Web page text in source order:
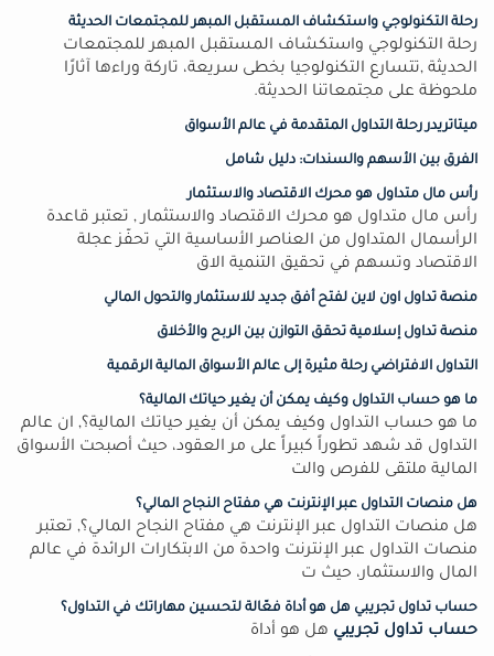
رحلة التكنولوجي واستكشاف المستقبل المبهر للمجتمعات الحديثة
رحلة التكنولوجي واستكشاف المستقبل المبهر للمجتمعات
الحديثة ,تتسارع التكنولوجيا بخطى سريعة، تاركة وراءها آثارًا
ملحوظة على مجتمعاتنا الحديثة.
ميتاتريدر رحلة التداول المتقدمة في عالم الأسواق
الفرق بين الأسهم والسندات: دليل شامل
رأس مال متداول هو محرك الاقتصاد والاستثمار
رأس مال متداول هو محرك الاقتصاد والاستثمار , تعتبر قاعدة
الرأسمال المتداول من العناصر الأساسية التي تحفّز عجلة
الاقتصاد وتسهم في تحقيق التنمية الاق
منصة تداول اون لاين لفتح أفق جديد للاستثمار والتحول المالي
منصة تداول إسلامية تحقق التوازن بين الربح والأخلاق
التداول الافتراضي رحلة مثيرة إلى عالم الأسواق المالية الرقمية
ما هو حساب التداول وكيف يمكن أن يغير حياتك المالية؟
ما هو حساب التداول وكيف يمكن أن يغير حياتك المالية؟, ان عالم
التداول قد شهد تطوراً كبيراً على مر العقود، حيث أصبحت الأسواق
المالية ملتقى للفرص والت
هل منصات التداول عبر الإنترنت هي مفتاح النجاح المالي؟
هل منصات التداول عبر الإنترنت هي مفتاح النجاح المالي؟, تعتبر
منصات التداول عبر الإنترنت واحدة من الابتكارات الرائدة في عالم
المال والاستثمار، حيث ت
حساب تداول تجريبي هل هو أداة فعّالة لتحسين مهاراتك في التداول؟
حساب تداول تجريبي هل هو أداة